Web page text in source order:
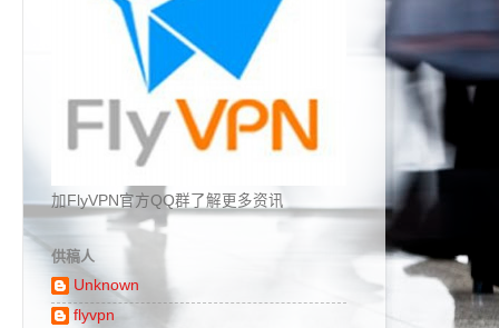
加FlyVPN官方QQ群了解更多资讯
供稿人
Unknown
flyvpn